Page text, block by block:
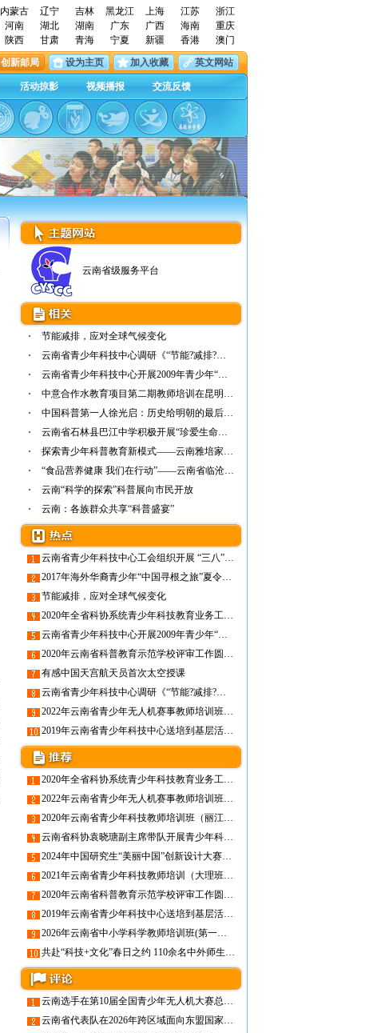
内蒙古 辽宁 吉林 黑龙江 上海 江苏
浙江
河南 湖北 湖南 广东 广西 海南
重庆
陕西 甘肃 青海 宁夏 新疆 香港
澳门
创新邮局 设为主页 加入收藏 英文网站
活动掠影 视频播报 交流反馈
云南省级服务平台
节能减排，应对全球气候变化
云南省青少年科技中心调研《“节能?减排?环保…
云南省青少年科技中心开展2009年青少年“防灾…
中意合作水教育项目第二期教师培训在昆明圆满…
中国科普第一人徐光启：历史给明朝的最后一个…
云南省石林县巴江中学积极开展“珍爱生命之水…
探索青少年科普教育新模式——云南雅培家庭科…
“食品营养健康 我们在行动”——云南省临沧…
云南“科学的探索”科普展向市民开放
云南：各族群众共享“科普盛宴”
云南省青少年科技中心工会组织开展 “三八”妇女节主题参观活动
2017年海外华裔青少年“中国寻根之旅”夏令营(德宏营)暨第三届“中缅青少年科普交流活动”正式启动
节能减排，应对全球气候变化
2020年全省科协系统青少年科技教育业务工作培训班在昆明成功举办
云南省青少年科技中心开展2009年青少年“防灾减灾日”消防科普宣传活动
2020年云南省科普教育示范学校评审工作圆满结束
有感中国天宫航天员首次太空授课
云南省青少年科技中心调研《“节能?减排?环保”系列活动手册(小学篇)》使用情况
2022年云南省青少年无人机赛事教师培训班即将开班！
2019年云南省青少年科技中心送培到基层活动暨迪庆州中小学科技辅导员培训班圆满结束
2020年全省科协系统青少年科技教育业务工作培训班在昆明成功举办
2022年云南省青少年无人机赛事教师培训班即将开班！
2020年云南省青少年科技教师培训班（丽江）圆满举办
云南省科协袁晓瑭副主席带队开展青少年科技教育工作调研
2024年中国研究生“美丽中国”创新设计大赛——生物多样性保护与利用创新大赛全国总决赛成功举办
2021年云南省青少年科技教师培训（大理班）圆满举办
2020年云南省科普教育示范学校评审工作圆满结束
2019年云南省青少年科技中心送培到基层活动暨迪庆州中小学科技辅导员培训班圆满结束
2026年云南省中小学科学教师培训班(第一期)在昆圆满举办，线上课程同步开启
共赴“科技+文化”春日之约 110余名中外师生走进省青少年科技中心
云南选手在第10届全国青少年无人机大赛总决赛中喜获佳绩
云南省代表队在2026年跨区域面向东盟国家青少年人工智能及机器人邀请赛中喜获佳绩